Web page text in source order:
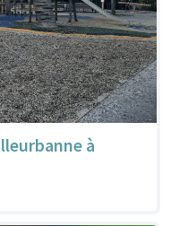
à